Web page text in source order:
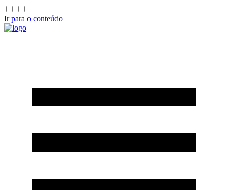
Ir para o conteúdo